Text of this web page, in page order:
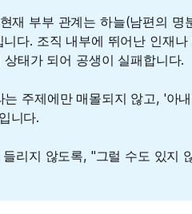
재 부부 관계는 하늘(남편의 명
다. 조직 내부에 뛰어난 인재
태가 되어 공생이 실패합니다.
주제에만 매몰되지 않고, '아
니다.
리지 않도록, "그럴 수도 있지